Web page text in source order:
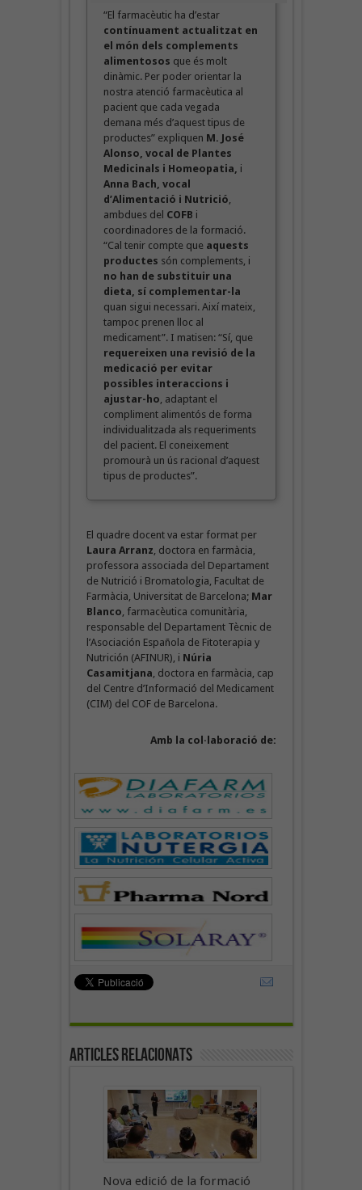
“El farmacèutic ha d’estar
contínuament actualitzat en
el món dels complements
alimentosos que és molt
dinàmic. Per poder orientar la
nostra atenció farmacèutica al
pacient que cada vegada
demana més d’aquest tipus de
productes” expliquen M. José
Alonso, vocal de Plantes
Medicinals i Homeopatia, i
Anna Bach, vocal
d’Alimentació i Nutrició
ambdues del COFB i
coordinadores de la formació.
“Cal tenir compte que aquests
productes són complements, i
no han de substituir una
dieta, sí complementar-la
quan sigui necessari. Així mateix,
tampoc prenen lloc al
medicament”. I matisen: “Sí, que
requereixen una revisió de la
medicació per evitar
possibles interaccions i
ajustar-ho , adaptant el
compliment alimentós de forma
individualitzada als requeriments
del pacient. El coneixement
promourà un ús racional d’aquest
tipus de productes”.
El quadre docent va estar format per
Laura Arranz , doctora en farmàcia,
professora associada del Departament
de Nutrició i Bromatologia, Facultat de
Farmàcia, Universitat de Barcelona; Mar
Blanco , farmacèutica comunitària,
responsable del Departament Tècnic de
l’Asociación Española de Fitoterapia y
Nutrición (AFINUR), i Núria
Casamitjana , doctora en farmàcia, cap
del Centre d’Informació del Medicament
(CIM) del COF de Barcelona.
Amb la col·laboració de:
Articles Relacionats
Nova edició de la formació